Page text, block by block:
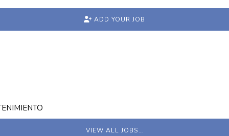
ADD YOUR JOB
VIEW ALL JOBS…